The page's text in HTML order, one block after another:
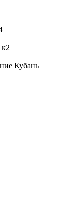
к2
Кубань